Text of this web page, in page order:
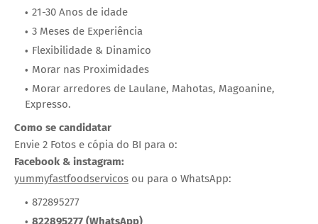
21-30 Anos de idade
3 Meses de Experiência
Flexibilidade & Dinamico
Morar nas Proximidades
Morar arredores de Laulane, Mahotas, Magoanine,
Expresso.
Como se candidatar
Envie 2 Fotos e cópia do BI para o:
Facebook & instagram:
yummyfastfoodservicos ou para o WhatsApp:
872895277
822895277 (WhatsApp)